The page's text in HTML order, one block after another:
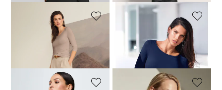
Shirt mit U-Boot-Ausschnitt
+2 Farben
Shirt mit U-Boot-Ausschnitt
119,00 CHF
+2 Farben